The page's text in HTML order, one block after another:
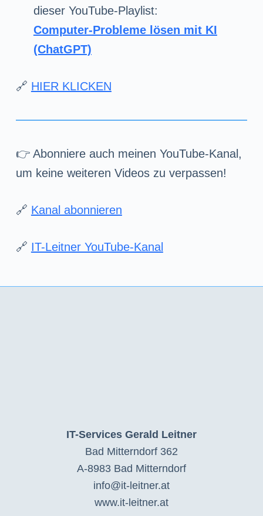
dieser YouTube-Playlist:
Computer-Probleme lösen mit KI
(ChatGPT)
🔗 HIER KLICKEN
👉 Abonniere auch meinen YouTube-Kanal,
um keine weiteren Videos zu verpassen!
🔗 Kanal abonnieren
🔗 IT-Leitner YouTube-Kanal
IT-Services Gerald Leitner
Bad Mitterndorf 362
A-8983 Bad Mitterndorf
info@it-leitner.at
www.it-leitner.at